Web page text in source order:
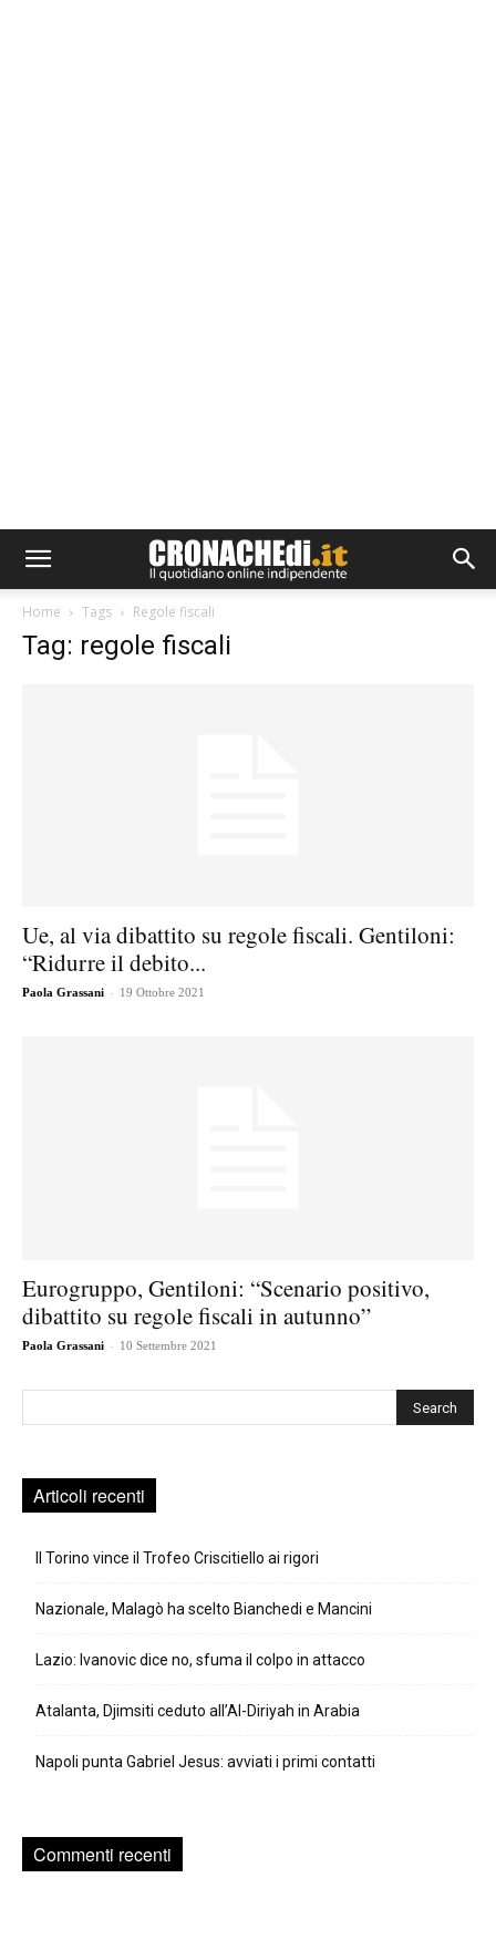
Home Tags Regole fiscali
Tag: regole fiscali
Ue, al via dibattito su regole fiscali. Gentiloni:
“Ridurre il debito...
Paola Grassani - 19 Ottobre 2021
Eurogruppo, Gentiloni: “Scenario positivo,
dibattito su regole fiscali in autunno”
Paola Grassani - 10 Settembre 2021
Articoli recenti
Il Torino vince il Trofeo Criscitiello ai rigori
Nazionale, Malagò ha scelto Bianchedi e Mancini
Lazio: Ivanovic dice no, sfuma il colpo in attacco
Atalanta, Djimsiti ceduto all’Al-Diriyah in Arabia
Napoli punta Gabriel Jesus: avviati i primi contatti
Commenti recenti